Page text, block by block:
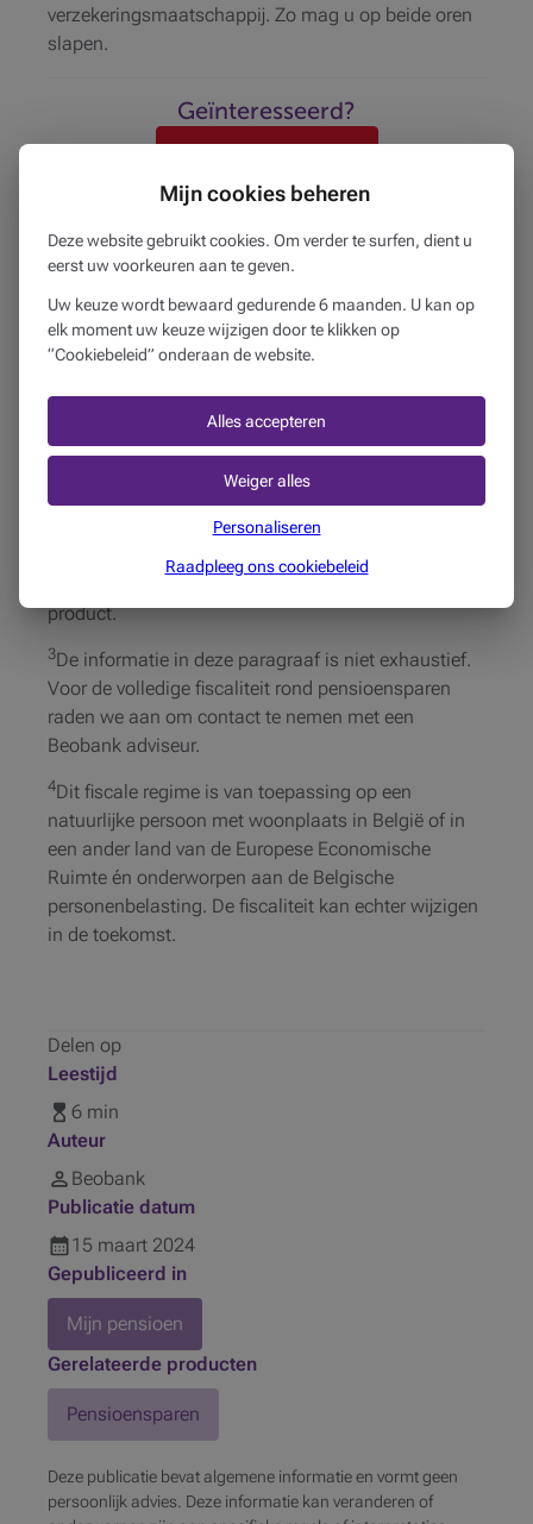
verzekeringsmaatschappij. Zo mag u op beide oren
slapen.
Geïnteresseerd?
Deze publicatie bevat algemene informatie en vormt
geen persoonlijk advies. Deze informatie kan
regels of interpretaties, afhankelijk van de situatie.
Beobank is niet verantwoordelijk voor de juistheid,
informatie uit de genoemde bronnen.
1Exclusief instapkosten
pensioenspaarverzekering, is het aangeraden om
kennis te nemen van de financiële informatiefiche en
product.
3De informatie in deze paragraaf is niet exhaustief.
Voor de volledige fiscaliteit rond pensioensparen
raden we aan om contact te nemen met een
Beobank adviseur.
4Dit fiscale regime is van toepassing op een
natuurlijke persoon met woonplaats in België of in
een ander land van de Europese Economische
Ruimte én onderworpen aan de Belgische
personenbelasting. De fiscaliteit kan echter wijzigen
in de toekomst.
Delen op
Leestijd
6 min
Auteur
Beobank
Publicatie datum
15 maart 2024
Gepubliceerd in
Mijn pensioen
Gerelateerde producten
Pensioensparen
Deze publicatie bevat algemene informatie en vormt geen
persoonlijk advies. Deze informatie kan veranderen of
Mijn cookies beheren
Deze website gebruikt cookies. Om verder te surfen, dient u
eerst uw voorkeuren aan te geven.
Uw keuze wordt bewaard gedurende 6 maanden. U kan op
elk moment uw keuze wijzigen door te klikken op
“Cookiebeleid” onderaan de website.
Alles accepteren
Weiger alles
Personaliseren
Raadpleeg ons cookiebeleid